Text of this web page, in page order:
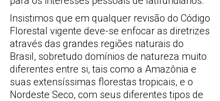
Insistimos que em qualquer revisão do Código
Florestal vigente deve-se enfocar as diretrizes
através das grandes regiões naturais do
Brasil, sobretudo domínios de natureza muito
diferentes entre si, tais como a Amazônia e
suas extensíssimas florestas tropicais, e o
Nordeste Seco, com seus diferentes tipos de